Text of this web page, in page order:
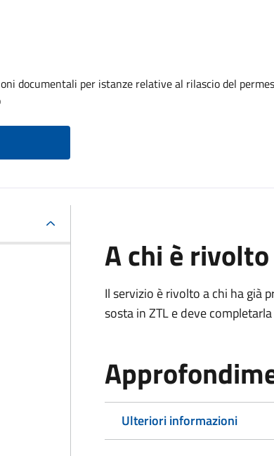
documentali per istanze relative al rilascio del
A chi è rivolto
Il servizio è rivolto a chi ha già
sosta in ZTL e deve
Ulteriori informazioni